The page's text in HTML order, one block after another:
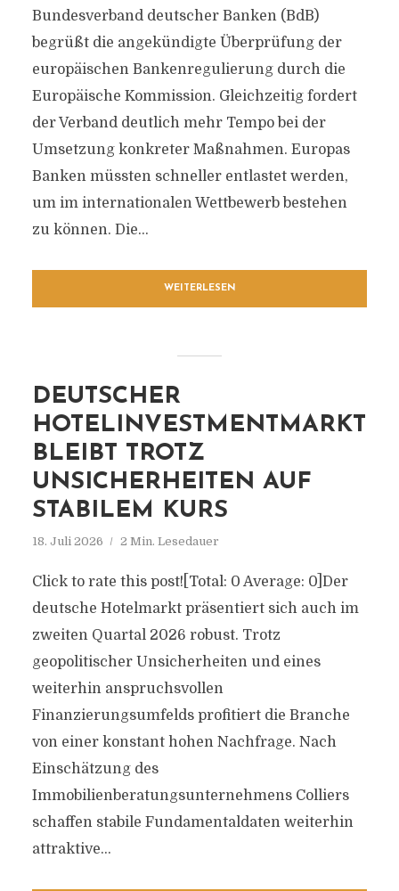
Bundesverband deutscher Banken (BdB)
begrüßt die angekündigte Überprüfung der
europäischen Bankenregulierung durch die
Europäische Kommission. Gleichzeitig fordert
der Verband deutlich mehr Tempo bei der
Umsetzung konkreter Maßnahmen. Europas
Banken müssten schneller entlastet werden,
um im internationalen Wettbewerb bestehen
zu können. Die...
WEITERLESEN
DEUTSCHER
HOTELINVESTMENTMARKT
BLEIBT TROTZ
UNSICHERHEITEN AUF
STABILEM KURS
18. Juli 2026 2 Min. Lesedauer
Click to rate this post![Total: 0 Average: 0]Der
deutsche Hotelmarkt präsentiert sich auch im
zweiten Quartal 2026 robust. Trotz
geopolitischer Unsicherheiten und eines
weiterhin anspruchsvollen
Finanzierungsumfelds profitiert die Branche
von einer konstant hohen Nachfrage. Nach
Einschätzung des
Immobilienberatungsunternehmens Colliers
schaffen stabile Fundamentaldaten weiterhin
attraktive...